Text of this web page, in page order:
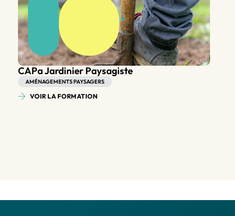
Bac Pro Aménagements Paysagers
AMÉNAGEMENTS PAYSAGERS
VOIR LA FORMATION